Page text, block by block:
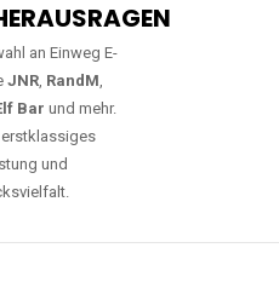
an Einweg E-
JNR, RandM,
Bar und mehr.
erstklassiges
und